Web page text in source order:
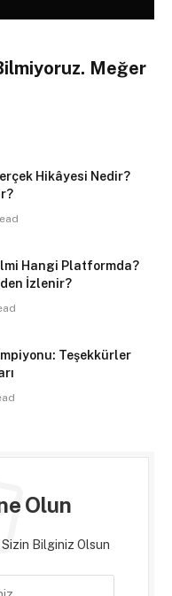
Meğer
Hikâyesi Nedir?
Hangi Platformda?
İzlenir?
Teşekkürler
Olun
Bilginiz Olsun